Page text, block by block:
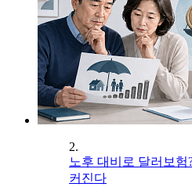
2.
노후 대비로 달러보
커진다